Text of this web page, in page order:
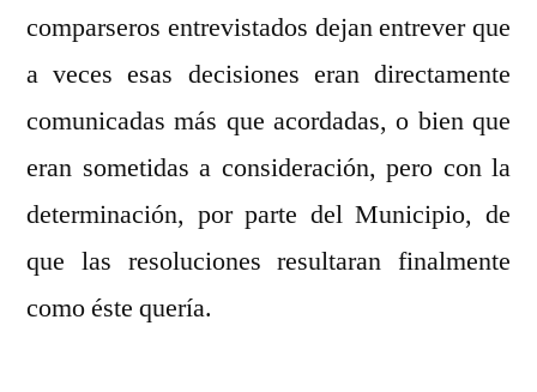
comparseros entrevistados dejan entrever que
a veces esas decisiones eran directamente
comunicadas más que acordadas, o bien que
eran sometidas a consideración, pero con la
determinación, por parte del Municipio, de
que las resoluciones resultaran finalmente
como éste quería.